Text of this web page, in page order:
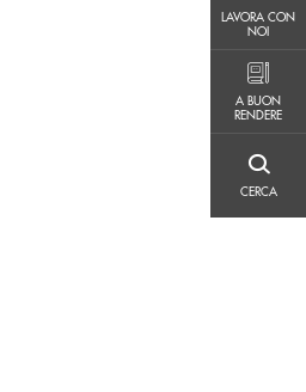
LAVORA CON
NOI
A BUON
RENDERE
CERCA